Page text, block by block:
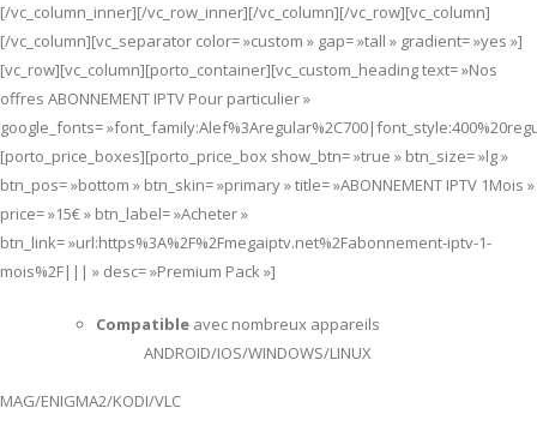
[/vc_column_inner][/vc_row_inner][/vc_column][/vc_row][vc_column]
[/vc_column][vc_separator color= »custom » gap= »tall » gradient= »yes »]
[vc_row][vc_column][porto_container][vc_custom_heading text= »Nos
offres ABONNEMENT IPTV Pour particulier »
google_fonts=
[porto_price_boxes][porto_price_box show_btn= »true » btn_size= »lg »
btn_pos= »bottom » btn_skin= »primary » title= »ABONNEMENT IPTV 1Mois »
price= »15€ » btn_label= »Acheter »
btn_link= »url:https%3A%2F%2Fmegaiptv.net%2Fabonnement-iptv-1-
mois%2F||| » desc= »Premium Pack »]
Compatible avec nombreux appareils
ANDROID/IOS/WINDOWS/LINUX
MAG/ENIGMA2/KODI/VLC